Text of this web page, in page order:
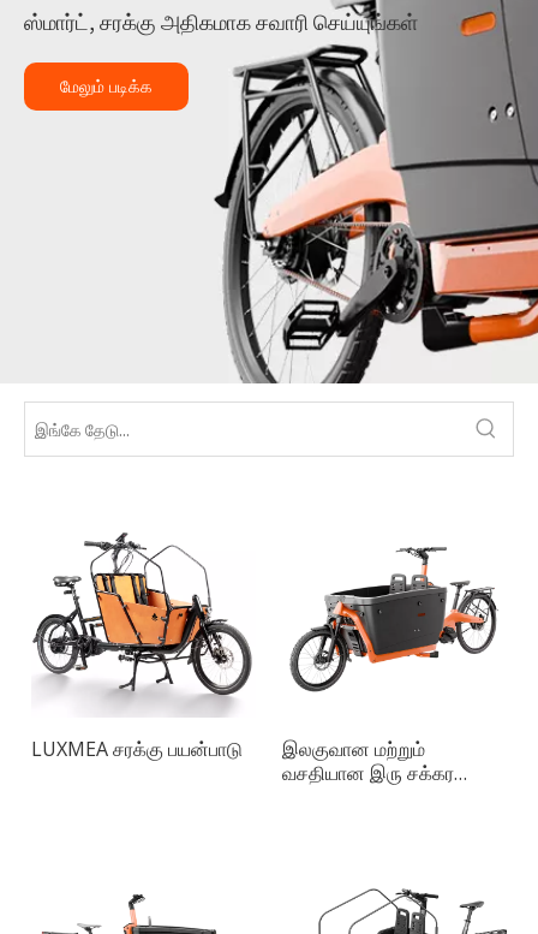
ஸ்மார்ட், சரக்கு அதிகமாக சவாரி செய்யுங்கள்
மேலும் படிக்க
LUXMEA சரக்கு பயன்பாடு
இலகுவான மற்றும்
வசதியான இரு சக்கர